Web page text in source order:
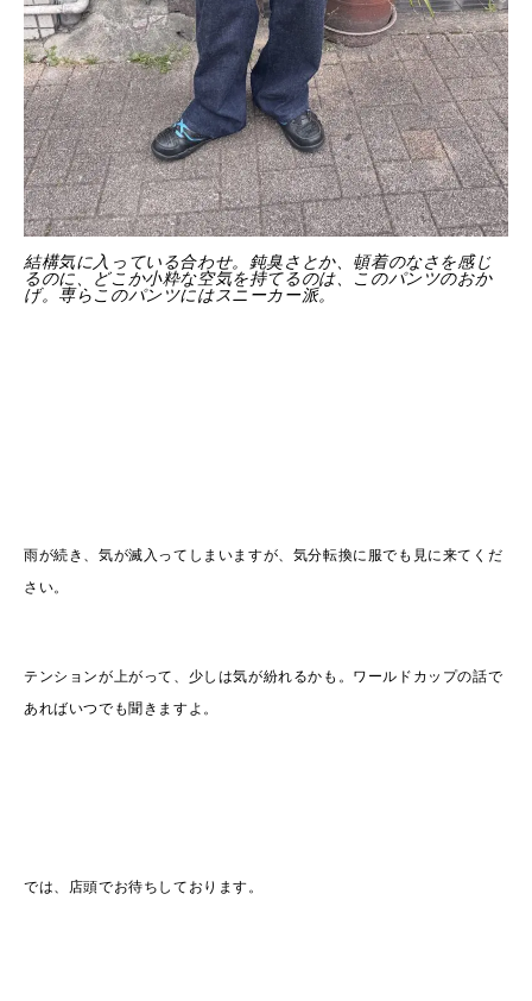
結構気に入っている合わせ。鈍臭さとか、頓着のなさを感じ
るのに、どこか小粋な空気を持てるのは、このパンツのおか
げ。専らこのパンツにはスニーカー派。
雨が続き、気が滅入ってしまいますが、気分転換に服でも見に来てくだ
さい。
テンションが上がって、少しは気が紛れるかも。ワールドカップの話で
あればいつでも聞きますよ。
では、店頭でお待ちしております。